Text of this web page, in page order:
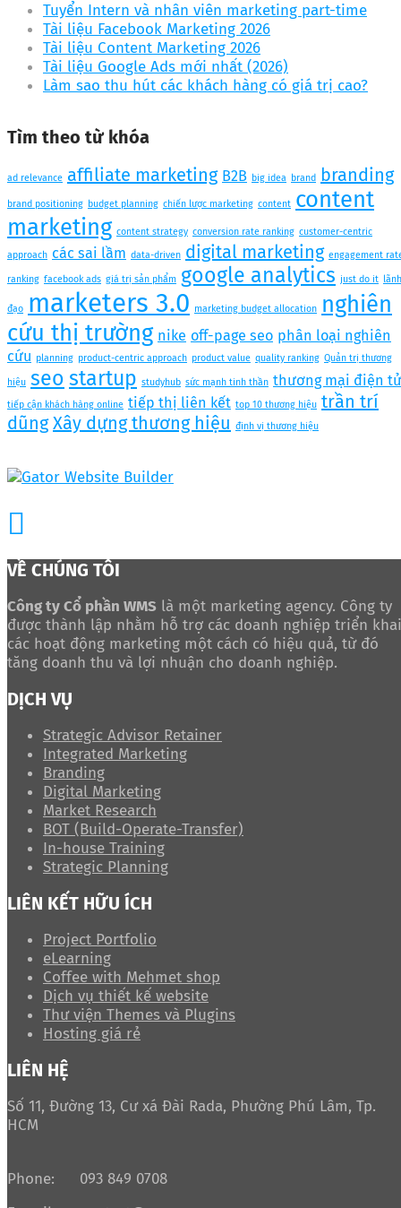
Tuyển Intern và nhân viên marketing part-time
Tài liệu Facebook Marketing 2026
Tài liệu Content Marketing 2026
Tài liệu Google Ads mới nhất (2026)
Làm sao thu hút các khách hàng có giá trị cao?
Tìm theo từ khóa
ad relevance affiliate marketing B2B big idea brand branding
brand positioning budget planning chiến lược marketing content content
marketing content strategy conversion rate ranking customer-centric
approach các sai lầm data-driven digital marketing engagement
ranking facebook ads giá trị sản phẩm google analytics just do it lãnh
đạo marketers 3.0 marketing budget allocation nghiên
cứu thị trường nike off-page seo phân loại nghiên
cứu planning product-centric approach product value quality ranking Quản trị thương
hiệu seo startup studyhub sức mạnh tinh thần thương mại điện tử
tiếp cận khách hàng online tiếp thị liên kết top 10 thương hiệu trần trí
dũng Xây dựng thương hiệu định vị thương hiệu
VỀ CHÚNG TÔI
Công ty Cổ phần WMS là một marketing agency. Công ty
được thành lập nhằm hỗ trợ các doanh nghiệp triển khai
các hoạt động marketing một cách có hiệu quả, từ đó
tăng doanh thu và lợi nhuận cho doanh nghiệp.
DỊCH VỤ
Strategic Advisor Retainer
Integrated Marketing
Branding
Digital Marketing
Market Research
BOT (Build-Operate-Transfer)
In-house Training
Strategic Planning
LIÊN KẾT HỮU ÍCH
Project Portfolio
eLearning
Coffee with Mehmet shop
Dịch vụ thiết kế website
Thư viện Themes và Plugins
Hosting giá rẻ
LIÊN HỆ
Số 11, Đường 13, Cư xá Đài Rada, Phường Phú Lâm, Tp.
HCM
Phone:
093 849 0708